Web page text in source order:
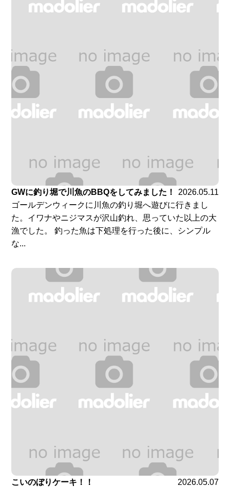
GWに釣り堀で川魚のBBQをしてみました！
2026.05.11
ゴールデンウィークに川魚の釣り堀へ遊びに行きまし
た。イワナやニジマスが沢山釣れ、思っていた以上の大
漁でした。 釣った魚は下処理を行った後に、シンプル
な...
こいのぼりケーキ！！
2026.05.07